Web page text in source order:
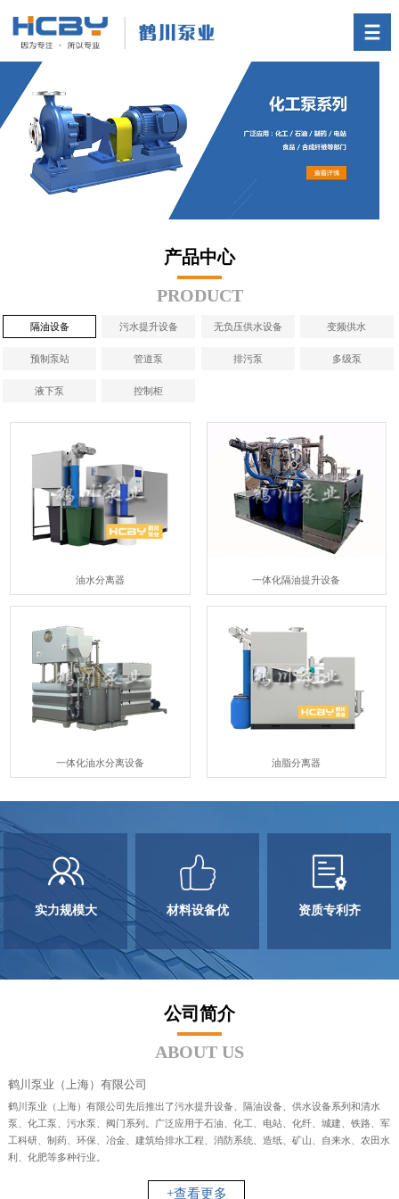
首页
产品中心
一体化预制泵站
技术支持
产品中心
PRODUCT
隔油设备 污水提升设备 无负压供水设备 变频供水
预制泵站 管道泵 排污泵 多级泵
液下泵 控制柜
油水分离器 一体化隔油提升设备
一体化油水分离设备 油脂分离器
实力规模大 材料设备优 资质专利齐
公司简介
ABOUT US
鹤川泵业（上海）有限公司
鹤川泵业（上海）有限公司先后推出了污水提升设备、隔油设备、供水设备系列和清水
泵、化工泵、污水泵、阀门系列。广泛应用于石油、化工、电站、化纤、城建、铁路、军
工科研、制药、环保、冶金、建筑给排水工程、消防系统、造纸、矿山、自来水、农田水
利、化肥等多种行业。
+查看更多